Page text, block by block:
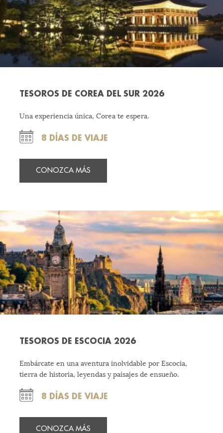
TESOROS DE COREA DEL SUR 2026
Una experiencia única, Corea te espera.
8 DÍAS DE VIAJE
CONOZCA MÁS
TESOROS DE ESCOCIA 2026
Embárcate en una aventura inolvidable por Escocia,
tierra de historia, leyendas y paisajes de ensueño.
8 DÍAS DE VIAJE
CONOZCA MÁS